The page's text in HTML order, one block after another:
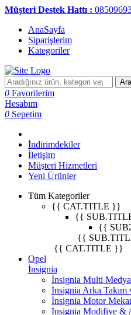
Müşteri Destek Hattı :
AnaSayfa
Siparişlerim
Kategoriler
Ara
0 Favorilerim
Hesabım
0 Sepetim
İndirimdekiler
İletişim
Müşteri Hizmetleri
Yeni Ürünler
Tüm Kategoriler
{{ CAT.TITLE }}
{{
{{
{{
{{ CAT.TITLE }}
Opel
İnsignia
İnsignia Multi
İnsignia Arka Takım
İnsignia Motor
İnsignia Modifiye &